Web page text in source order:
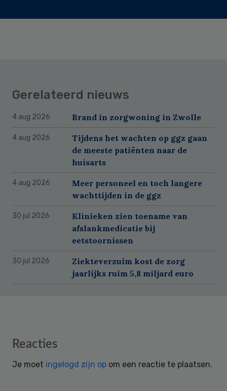
Gerelateerd nieuws
4 aug 2026 Brand in zorgwoning in Zwolle
4 aug 2026
Tijdens het wachten op ggz gaan
de meeste patiënten naar de
huisarts
4 aug 2026
Meer personeel en toch langere
wachttijden in de ggz
30 jul 2026
Klinieken zien toename van
afslankmedicatie bij
eetstoornissen
30 jul 2026
Ziekteverzuim kost de zorg
jaarlijks ruim 5,8 miljard euro
Reader
Reacties
Je moet ingelogd zijn op om een reactie te plaatsen.